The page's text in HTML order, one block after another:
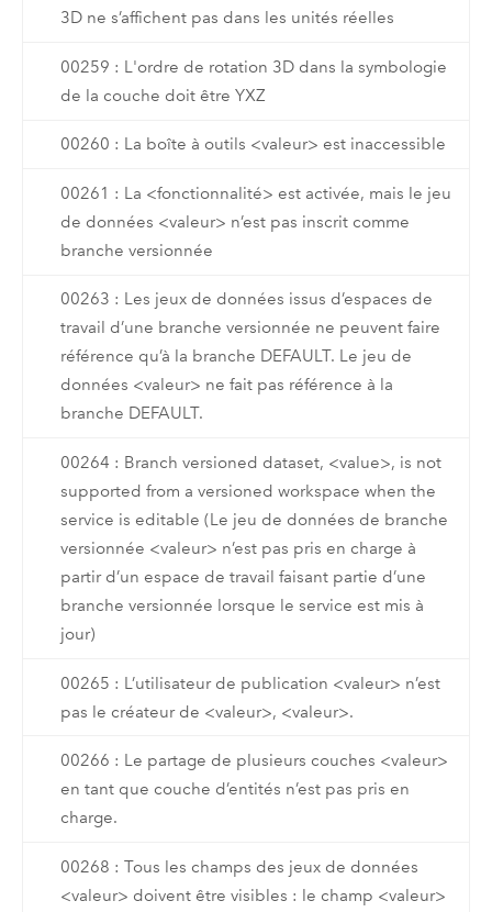
3D ne s’affichent pas dans les unités réelles
00259 : L'ordre de rotation 3D dans la symbologie
de la couche doit être YXZ
00260 : La boîte à outils <valeur> est inaccessible
00261 : La <fonctionnalité> est activée, mais le jeu
de données <valeur> n’est pas inscrit comme
branche versionnée
00263 : Les jeux de données issus d’espaces de
travail d’une branche versionnée ne peuvent faire
référence qu’à la branche DEFAULT. Le jeu de
données <valeur> ne fait pas référence à la
branche DEFAULT.
00264 : Branch versioned dataset, <value>, is not
supported from a versioned workspace when the
service is editable (Le jeu de données de branche
versionnée <valeur> n’est pas pris en charge à
partir d’un espace de travail faisant partie d’une
branche versionnée lorsque le service est mis à
jour)
00265 : L’utilisateur de publication <valeur> n’est
pas le créateur de <valeur>, <valeur>.
00266 : Le partage de plusieurs couches <valeur>
en tant que couche d’entités n’est pas pris en
charge.
00268 : Tous les champs des jeux de données
<valeur> doivent être visibles : le champ <valeur>